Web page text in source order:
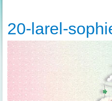
20-larel-